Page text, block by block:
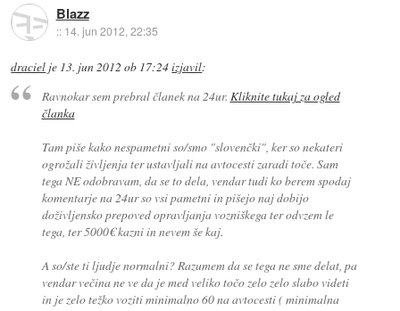
Blazz
:: 14. jun 2012, 22:35
draciel je 13. jun 2012 ob 17:24izjavil:
Ravnokar sem prebral članek na 24ur. Kliknite tukaj za ogled
članka
Tam piše kako nespametni so/smo "slovenčki", ker so nekateri
ogrožali življenja ter ustavljali na avtocesti zaradi toče. Sam
tega NE odobravam, da se to dela, vendar tudi ko berem spodaj
komentarje na 24ur so vsi pametni in pišejo naj dobijo
doživljensko prepoved opravljanja vozniškega ter odvzem le
tega, ter 5000€ kazni in nevem še kaj.
A so/ste ti ljudje normalni? Razumem da se tega ne sme delat, pa
vendar večina ne ve da je med veliko točo zelo zelo slabo videti
in je zelo težko voziti minimalno 60 na avtocesti ( minimalna